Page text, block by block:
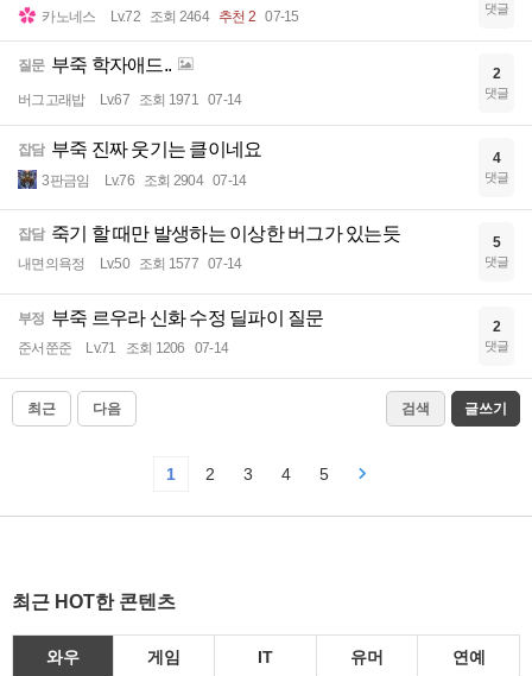
카노네스 Lv.72 조회 2464 추천 2 07-15 댓글
질문 부죽 학자애드..
버그고래밥 Lv.67 조회 1971 07-14
2
댓글
잡담 부죽 진짜 웃기는 클이네요
3판금임 Lv.76 조회 2904 07-14
4
댓글
잡담 죽기 할 때만 발생하는 이상한 버그가 있는듯
내면의욕정 Lv.50 조회 1577 07-14
5
댓글
부정 부죽 르우라 신화 수정 딜파이 질문
준서쭌준 Lv.71 조회 1206 07-14
2
댓글
최근 다음 검색 글쓰기
1 2 3 4 5
최근 HOT한 콘텐츠
와우 게임 IT 유머 연예